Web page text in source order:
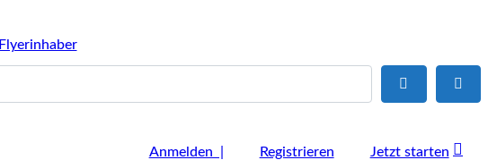
Flyerinhaber
Anmelden | Registrieren Jetzt starten